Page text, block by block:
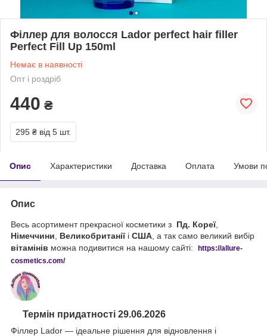
Філлер для волосся Lador perfect hair filler
Perfect Fill Up 150ml
Немає в наявності
Опт і роздріб
440 ₴
295 ₴ від 5 шт.
Опис Характеристики Доставка Оплата Умови
Опис
Весь асортимент прекрасної косметики з Пд. Кореї,
Німеччини
Великобританіїі США , а так само великий вибір
вітамінів можна подивитися на нашому сайті: https://allure-
cosmetics.com/
Термін придатності 29.06.2026
Філлер Lador ― ідеальне рішення для відновлення і